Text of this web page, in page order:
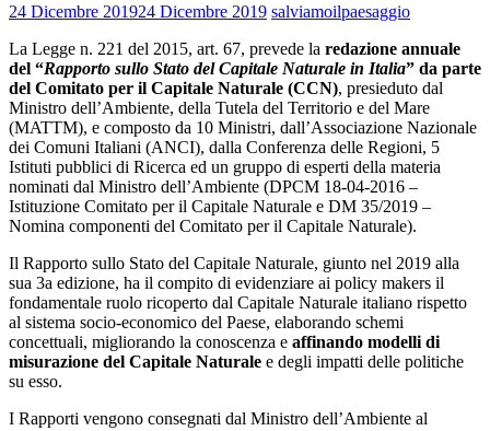
24 Dicembre 201924 Dicembre 2019 salviamoilpaesaggio
La Legge n. 221 del 2015, art. 67, prevede la redazione annuale
del “Rapporto sullo Stato del Capitale Naturale in Italia” da parte
del Comitato per il Capitale Naturale (CCN), presieduto dal
Ministro dell’Ambiente, della Tutela del Territorio e del Mare
(MATTM), e composto da 10 Ministri, dall’Associazione Nazionale
dei Comuni Italiani (ANCI), dalla Conferenza delle Regioni, 5
Istituti pubblici di Ricerca ed un gruppo di esperti della materia
nominati dal Ministro dell’Ambiente (DPCM 18-04-2016 –
Istituzione Comitato per il Capitale Naturale e DM 35/2019 –
Nomina componenti del Comitato per il Capitale Naturale).
Il Rapporto sullo Stato del Capitale Naturale, giunto nel 2019 alla
sua 3a edizione, ha il compito di evidenziare ai policy makers il
fondamentale ruolo ricoperto dal Capitale Naturale italiano rispetto
al sistema socio-economico del Paese, elaborando schemi
concettuali, migliorando la conoscenza e affinando modelli di
misurazione del Capitale Naturale e degli impatti delle politiche
su esso.
I Rapporti vengono consegnati dal Ministro dell’Ambiente al